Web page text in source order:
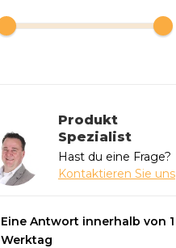
Produkt
Spezialist
Hast du eine Frage?
Kontaktieren Sie uns
Eine Antwort innerhalb von 1
Werktag